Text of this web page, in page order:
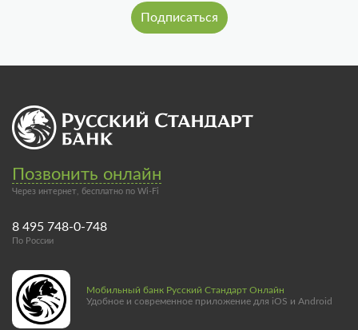
Позвонить онлайн
Через интернет, бесплатно по Wi-Fi
8 495 748-0-748
По России
Мобильный банк Русский Стандарт Онлайн
Удобное и современное приложение для iOS и Android